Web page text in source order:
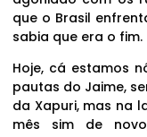
que o Brasil
sabia que era o fim.
Hoje, cá estamos
pautas do Jaime,
da Xapuri, mas na
mês sim de